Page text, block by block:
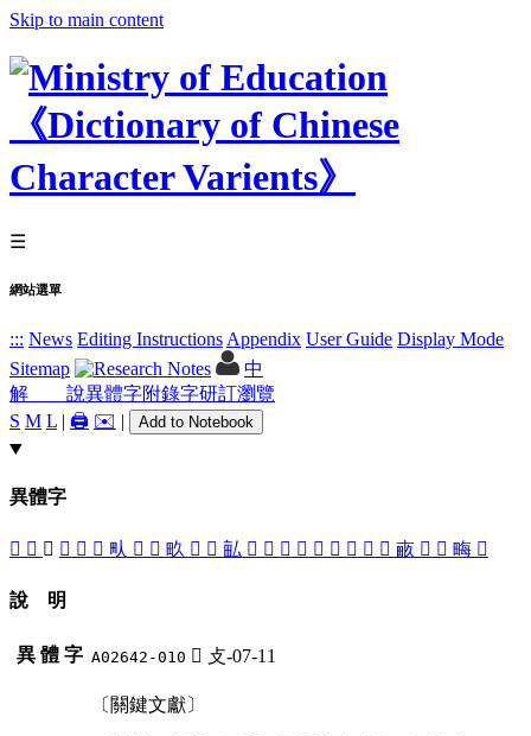
Skip to main content
☰
網站選單
::: News Editing Instructions Appendix User Guide Display Mode
Sitemap
中
解 說異體字附錄字研訂瀏覽
S M L | 🖨️ ✉️ | Add to Notebook
異體字
󳰇 󳰊 󲜰 󳰅 󳰓 󳰔 㽗 󳰒 󳰑 畂 𠭇 󳰐 畆 󳰏 󳰉 󳰕 󳰆 󳰈 󳰎 󳰌 󳰄 󳰍 畞 󳰋 󳰃 畮 𤲧
說 明
異 體 字 A02642-010 󲜰 攴-07-11
〔關鍵文獻〕